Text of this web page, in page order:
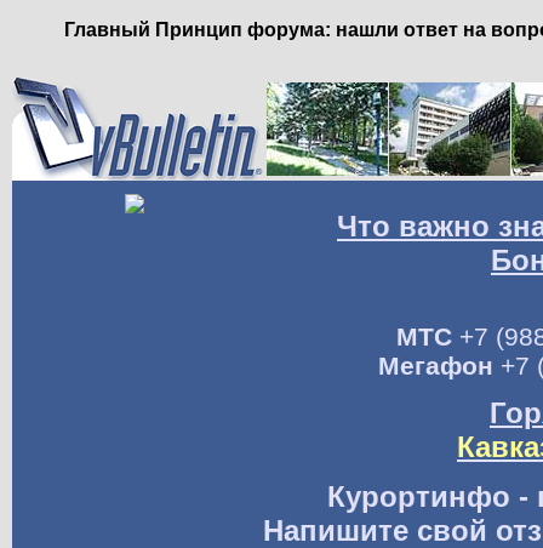
Главный Принцип форума: нашли ответ на
Что важно
МТС+7
Мегафон +7
Курортинфо -
Напишите свой